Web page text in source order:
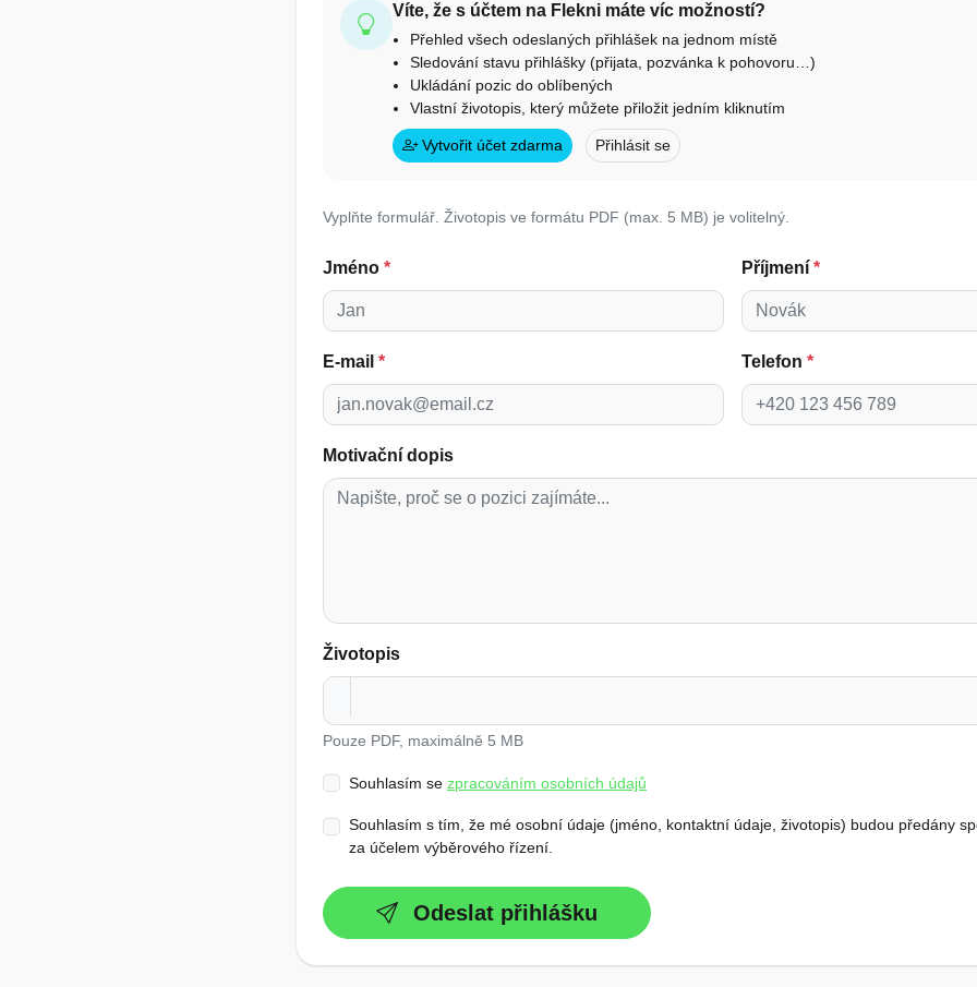
Víte, že s účtem na Flekni máte víc možností?
Přehled všech odeslaných přihlášek na jednom místě
Sledování stavu přihlášky (přijata, pozvánka k pohovoru…)
Ukládání pozic do oblíbených
Vlastní životopis, který můžete přiložit jedním kliknutím
Vytvořit účet zdarma Přihlásit se
Vyplňte formulář. Životopis ve formátu PDF (max. 5 MB) je volitelný.
Jméno * Příjmení *
E-mail * Telefon *
Motivační dopis
Životopis
Pouze PDF, maximálně 5 MB
Souhlasím se zpracováním osobních údajů
Souhlasím s tím, že mé osobní údaje (jméno, kontaktní údaje, životopis) budou předány
za účelem výběrového řízení.
Odeslat přihlášku